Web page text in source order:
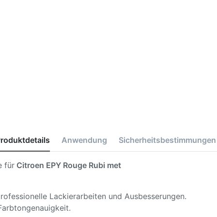
Anwendung Sicherheitsbestimmungen
für Citroen EPY Rouge Rubi met
Lackierarbeiten und Ausbesserungen.